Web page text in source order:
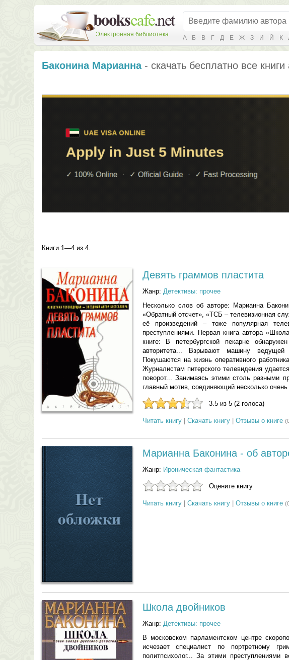
Электронная библиотека А Б В Г Д Е Ж З И Й К
Баконина Марианна- скачать бесплатно все книги
Книги 1—4 из 4.
Девять граммов пластита
Жанр: Детективы: прочее
Несколько слов об авторе: Марианна
«Обратный отсчет», «ТСБ – телевизионная
её произведений – тоже популярная
преступлениями. Первая книга автора
книге: В петербургской пекарне
авторитета... Взрывают машину ведущей
Покушаются на жизнь оперативного
Журналистам питерского телевидения
поворот... Занимаясь этими столь разными
главный мотив, соединяющий несколько
3.5 из 5 (2 голоса)
Читать книгу| Скачать книгу| Отзывы о книге
Марианна Баконина - об
Жанр: Ироническая фантастика
Оцените книгу
Читать книгу| Скачать книгу| Отзывы о книге
Школа двойников
Жанр: Детективы: прочее
В московском парламентском центре
исчезает специалист по портретному
политпсихолог... За этими преступлениями